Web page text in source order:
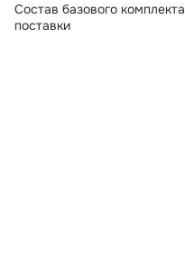
Состав базового комплекта
поставки